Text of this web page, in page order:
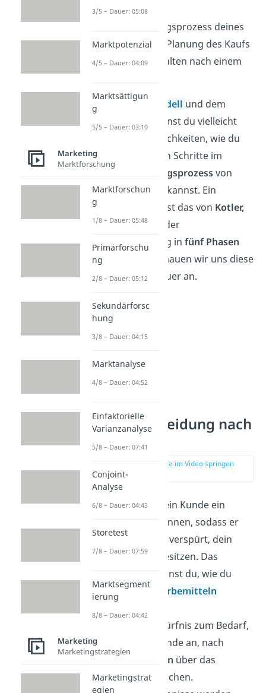
den gesamten
Kaufentscheidungsprozess deines
Kunden: von der Planung des Kaufs
bis hin zum Verhalten nach einem
Mit demSOR-Modell und dem
AIDA-Modell
kennst du vielleicht
schon zwei Möglichkeiten, wie du
die verschiedenen Schritte im
Kaufentscheidungsprozessvon
Kunden erklären kannst. Ein
weiteres
ist das von Kotler,
der den Prozess der
Kaufentscheidung in fünf Phasen
unterteilt hat. Schauen wir uns diese
noch etwas genauer an.
Kaufentscheidung nach
Kotler
zur Stelle im Video springen
Zuerst muss ein Kunde ein
erkennen, sodass er
einBedürfnis
verspürt, dein
Produkt zu besitzen. Das
Bedürfnis kannst du, wie du
weißt, mit
Werbemitteln
Wird das Bedürfnis zum Bedarf,
fängt dein Kunde an, nach
Informationen über das
Produkt zu suchen.
3/5 – Dauer: 05:08
Marktpotenzial
4/5 – Dauer: 04:09
Marktsättigun
g
5/5 – Dauer: 03:10
Marketing
Marktforschung
Marktforschun
g
1/8 – Dauer: 05:48
Primärforschu
ng
2/8 – Dauer: 05:12
Sekundärforsc
hung
3/8 – Dauer: 04:15
Marktanalyse
4/8 – Dauer: 04:52
Einfaktorielle
Varianzanalyse
5/8 – Dauer: 07:41
Conjoint-
Analyse
6/8 – Dauer: 04:43
Storetest
7/8 – Dauer: 07:59
Marktsegment
ierung
8/8 – Dauer: 04:42
Marketing
Marketingstrategien
Marketingstrat
egien